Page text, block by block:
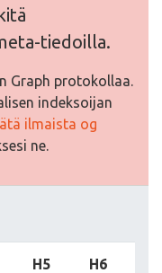
tiedoilla.
Graph protokollaa.
indeksoijan
ilmaista og
ne.
H5 H6